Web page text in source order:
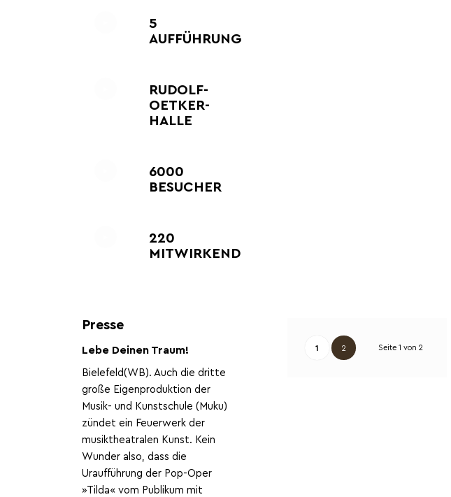
5
AUFFÜHRUNGEN
RUDOLF-
OETKER-
HALLE
6000
BESUCHER
220
MITWIRKENDE
Presse
Lebe Deinen Traum!
Bielefeld(WB). Auch die dritte
große Eigenproduktion der
Musik- und Kunstschule (Muku)
zündet ein Feuerwerk der
musiktheatralen Kunst. Kein
Wunder also, dass die
Uraufführung der Pop-Oper
»Tilda« vom Publikum mit
Seite 1 von 2
1 2